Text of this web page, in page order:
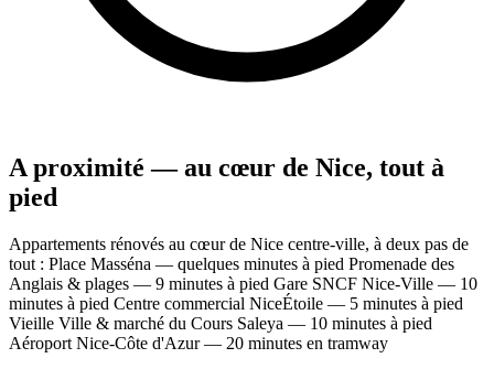
A proximité — au cœur de Nice, tout à
pied
Appartements rénovés au cœur de Nice centre-ville, à deux pas de
tout : Place Masséna — quelques minutes à pied Promenade des
Anglais & plages — 9 minutes à pied Gare SNCF Nice-Ville — 10
minutes à pied Centre commercial NiceÉtoile — 5 minutes à pied
Vieille Ville & marché du Cours Saleya — 10 minutes à pied
Aéroport Nice-Côte d'Azur — 20 minutes en tramway